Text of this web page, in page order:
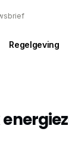
Regelgeving